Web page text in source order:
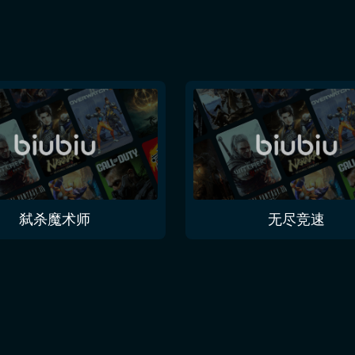
弑杀魔术师 无尽竞速